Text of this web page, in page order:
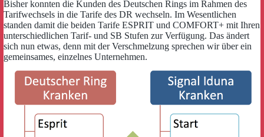
Bisher konnten die Kunden des Deutschen Rings im Rahmen des
Tarifwechsels in die Tarife des DR wechseln. Im Wesentlichen
standen damit die beiden Tarife ESPRIT und COMFORT+ mit Ihren
unterschiedlichen Tarif- und SB Stufen zur Verfügung. Das ändert
sich nun etwas, denn mit der Verschmelzung sprechen wir über ein
gemeinsames, einzelnes Unternehmen.